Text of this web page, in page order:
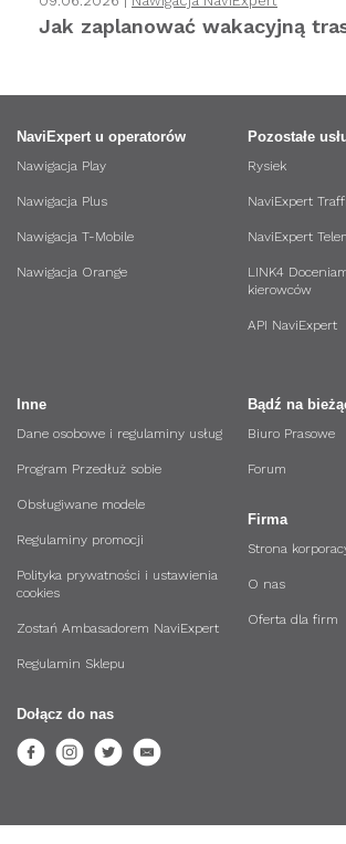
Jak zaplanować wakacyjną
NaviExpert u operatorów
Nawigacja Play
Nawigacja Plus
Nawigacja T-Mobile
Nawigacja Orange
Pozostałe
Rysiek
NaviExpert
NaviExpert
LINK4
kierowców
API NaviExpert
Bądź na
Biuro Prasowe
Forum
Firma
Strona
O nas
Oferta dla firm
Inne
Dane osobowe i regulaminy usług
Program Przedłuż sobie
Obsługiwane modele
Regulaminy promocji
Polityka prywatności i ustawienia
cookies
Zostań Ambasadorem NaviExpert
Regulamin Sklepu
Dołącz do nas